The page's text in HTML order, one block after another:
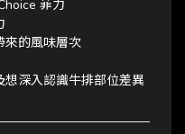
菲力
來的風味層次
深入認識牛排部位差異